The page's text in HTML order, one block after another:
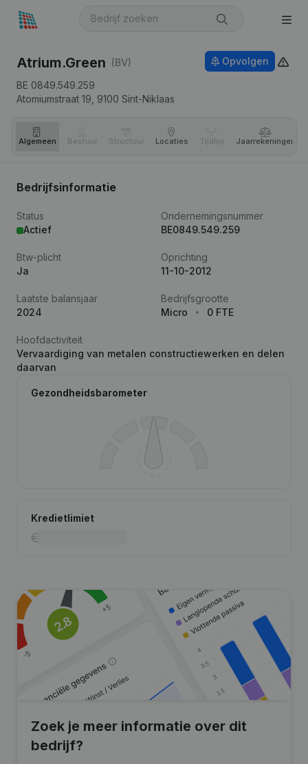
Atrium.Green (BV)
BE 0849.549.259
Atomiumstraat 19, 9100 Sint-Niklaas
Opvolgen
Algemeen Bestuur Structuur Locaties Tijdlijn Jaar­rekeningen
Bedrijfsinformatie
Status
Actief
Ondernemingsnummer
BE0849.549.259
Btw-plicht
Ja
Oprichting
11-10-2012
Laatste balansjaar
2024
Bedrijfsgrootte
Micro
0 FTE
Hoofdactiviteit
Vervaardiging van metalen constructiewerken en delen
daarvan
Gezondheidsbarometer
Kredietlimiet
Zoek je meer informatie over dit
bedrijf?